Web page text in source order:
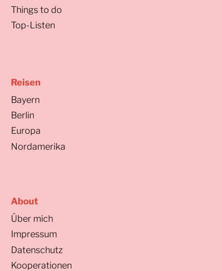
Things to do
Top-Listen
Reisen
Bayern
Berlin
Europa
Nordamerika
About
Über mich
Impressum
Datenschutz
Kooperationen